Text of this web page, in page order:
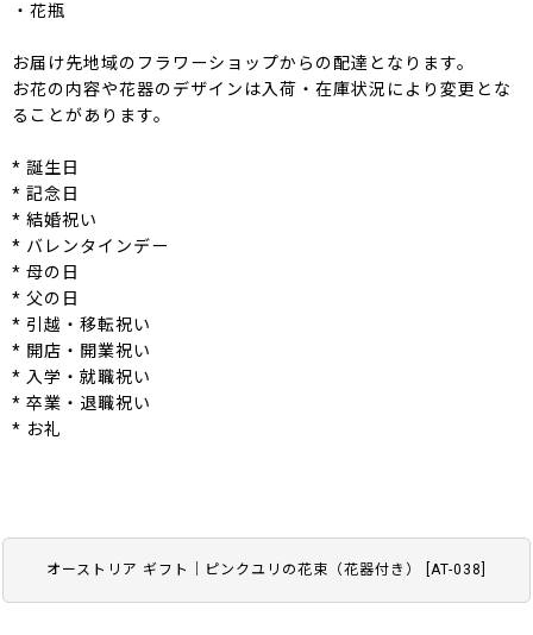
オーストリア ギフト｜ピンクユリの花束（花器付き） AT-038
・花瓶
お届け先地域のフラワーショップからの配達となります。
お花の内容や花器のデザインは入荷・在庫状況により変更とな
ることがあります。
* 誕生日
* 記念日
* 結婚祝い
* バレンタインデー
* 母の日
* 父の日
* 引越・移転祝い
* 開店・開業祝い
* 入学・就職祝い
* 卒業・退職祝い
* お礼